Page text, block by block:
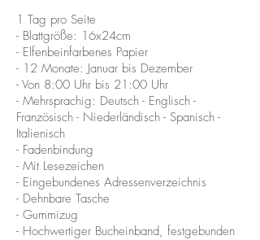
1 Tag pro Seite
- Blattgröße: 16x24cm
- Elfenbeinfarbenes Papier
- 12 Monate: Januar bis Dezember
- Von 8:00 Uhr bis 21:00 Uhr
- Mehrsprachig: Deutsch - Englisch -
Französisch - Niederländisch - Spanisch -
Italienisch
- Fadenbindung
- Mit Lesezeichen
- Eingebundenes Adressenverzeichnis
- Dehnbare Tasche
- Gummizug
- Hochwertiger Bucheinband, festgebunden